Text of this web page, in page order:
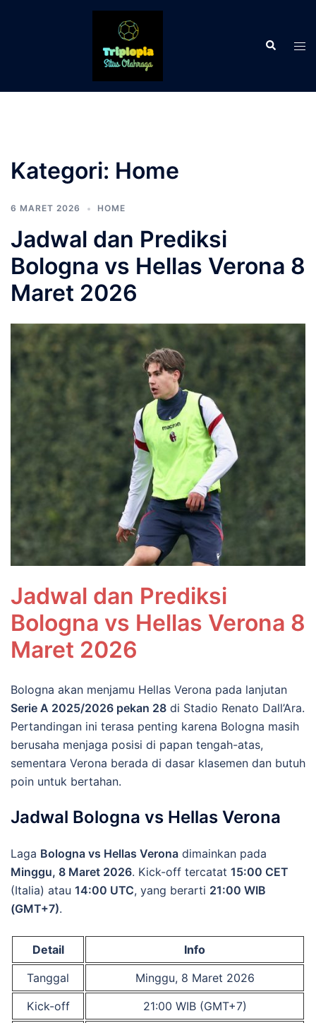
Cari
Kategori: Home
6 MARET 2026 HOME
Jadwal dan Prediksi
Bologna vs Hellas Verona 8
Maret 2026
Jadwal dan Prediksi
Bologna vs Hellas Verona 8
Maret 2026
Bologna akan menjamu Hellas Verona pada lanjutan
Serie A 2025/2026 pekan 28 di Stadio Renato Dall’Ara.
Pertandingan ini terasa penting karena Bologna masih
berusaha menjaga posisi di papan tengah-atas,
sementara Verona berada di dasar klasemen dan butuh
poin untuk bertahan.
Jadwal Bologna vs Hellas Verona
Laga Bologna vs Hellas Verona dimainkan pada
Minggu, 8 Maret 2026. Kick-off tercatat 15:00 CET
(Italia) atau 14:00 UTC, yang berarti 21:00 WIB
(GMT+7).
Detail
Info
Tanggal
Minggu, 8 Maret 2026
Kick-off
21:00 WIB (GMT+7)